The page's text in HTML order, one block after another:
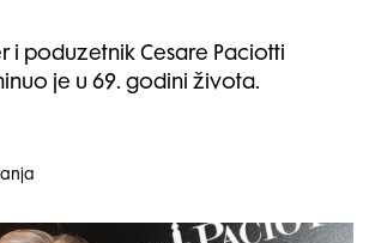
i poduzetnik Cesare Paciotti
je u 69. godini života.